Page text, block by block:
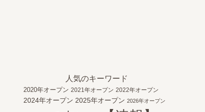
人気のキーワード
2020年オープン 2021年オープン 2022年オープン
2024年オープン 2025年オープン 2026年オープン